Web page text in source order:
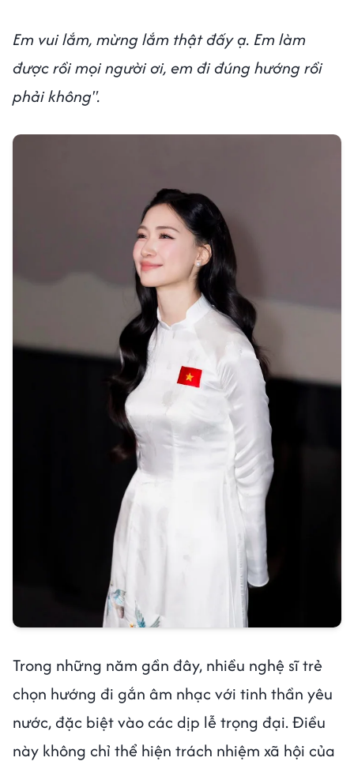
Em vui lắm, mừng lắm thật đấy ạ. Em làm
được rồi mọi người ơi, em đi đúng hướng rồi
phải không".
Trong những năm gần đây, nhiều nghệ sĩ trẻ
chọn hướng đi gắn âm nhạc với tinh thần yêu
nước, đặc biệt vào các dịp lễ trọng đại. Điều
này không chỉ thể hiện trách nhiệm xã hội của